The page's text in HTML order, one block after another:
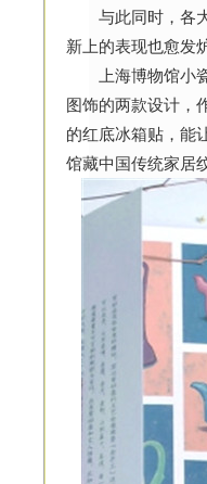
与此同时，各大
新上的表现也愈发
上海博物馆小瓷
图饰的两款设计，
的红底冰箱贴，能
馆藏中国传统家居